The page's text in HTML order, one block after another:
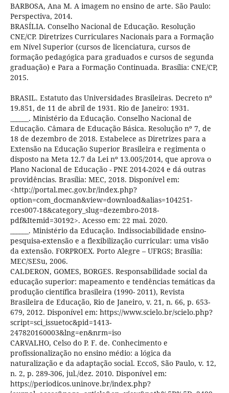
BARBOSA, Ana M. A imagem no ensino de arte. São Paulo:
Perspectiva, 2014.
BRASÍLIA. Conselho Nacional de Educação. Resolução
CNE/CP. Diretrizes Curriculares Nacionais para a Formação
em Nível Superior (cursos de licenciatura, cursos de
formação pedagógica para graduados e cursos de segunda
graduação) e Para a Formação Continuada. Brasília: CNE/CP,
2015.
BRASIL. Estatuto das Universidades Brasileiras. Decreto nº
19.851, de 11 de abril de 1931. Rio de Janeiro: 1931.
______. Ministério da Educação. Conselho Nacional de
Educação. Câmara de Educação Básica. Resolução nº 7, de
18 de dezembro de 2018. Estabelece as Diretrizes para a
Extensão na Educação Superior Brasileira e regimenta o
disposto na Meta 12.7 da Lei nº 13.005/2014, que aprova o
Plano Nacional de Educação - PNE 2014-2024 e dá outras
providências. Brasília: MEC, 2018. Disponível em:
<http://portal.mec.gov.br/index.php?
option=com_docman&view=download&alias=104251-
rces007-18&category_slug=dezembro-2018-
pdf&Itemid=30192>. Acesso em: 22 mai. 2020.
______. Ministério da Educação. Indissociabilidade ensino-
pesquisa-extensão e a flexibilização curricular: uma visão
da extensão. FORPROEX. Porto Alegre – UFRGS; Brasília:
MEC/SESu, 2006.
CALDERON, GOMES, BORGES. Responsabilidade social da
educação superior: mapeamento e tendências temáticas da
produção científica brasileira (1990- 2011), Revista
Brasileira de Educação, Rio de Janeiro, v. 21, n. 66, p. 653-
679, 2012. Disponível em: https://www.scielo.br/scielo.php?
script=sci_issuetoc&pid=1413-
247820160003&lng=en&nrm=iso
CARVALHO, Celso do P. F. de. Conhecimento e
profissionalização no ensino médio: a lógica da
naturalização e da adaptação social. EccoS, São Paulo, v. 12,
n. 2, p. 289-306, jul./dez. 2010. Disponível em:
https://periodicos.uninove.br/index.php?